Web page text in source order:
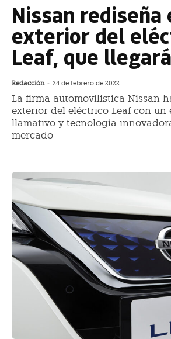
Nissan rediseña
exterior del
Leaf, que
Redacción - 24 de febrero de 2022
La firma automovilística Nissan
exterior del eléctrico Leaf con un
llamativo y tecnología
mercado